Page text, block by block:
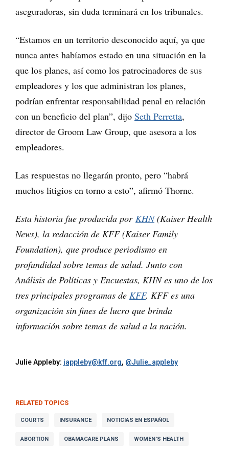
aseguradoras, sin duda terminará en los tribunales.
“Estamos en un territorio desconocido aquí, ya que
nunca antes habíamos estado en una situación en la
que los planes, así como los patrocinadores de sus
empleadores y los que administran los planes,
podrían enfrentar responsabilidad penal en relación
con un beneficio del plan”, dijo Seth Perretta,
director de Groom Law Group, que asesora a los
empleadores.
Las respuestas no llegarán pronto, pero “habrá
muchos litigios en torno a esto”, afirmó Thorne.
Esta historia fue producida por KHN(Kaiser Health
News), la redacción de KFF (Kaiser Family
Foundation), que produce periodismo en
profundidad sobre temas de salud. Junto con
Análisis de Políticas y Encuestas, KHN es uno de los
tres principales programas de KFF. KFF es una
organización sin fines de lucro que brinda
información sobre temas de salud a la nación.
Julie Appleby: jappleby@kff.org, @Julie_appleby
RELATED TOPICS
COURTS INSURANCE NOTICIAS EN ESPAÑOL
ABORTION OBAMACARE PLANS WOMEN'S HEALTH